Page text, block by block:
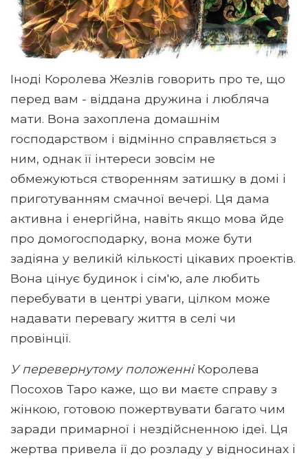
Іноді Королева Жезлів говорить про те, що
перед вам - віддана дружина і любляча
мати. Вона захоплена домашнім
господарством і відмінно справляється з
ним, однак її інтереси зовсім не
обмежуються створенням затишку в домі і
приготуванням смачної вечері. Ця дама
активна і енергійна, навіть якщо мова йде
про домогосподарку, вона може бути
задіяна у великій кількості цікавих проектів.
Вона цінує будинок і сім'ю, але любить
перебувати в центрі уваги, цілком може
надавати перевагу життя в селі чи
провінції.
У перевернутому положенніКоролева
Посохов Таро каже, що ви маєте справу з
жінкою, готовою пожертвувати багато чим
заради примарної і нездійсненною ідеї. Ця
жертва привела її до розладу у відносинах і